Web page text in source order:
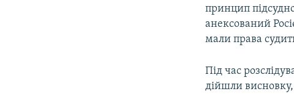
принцип
анексований
мали права
Під час
дійшли